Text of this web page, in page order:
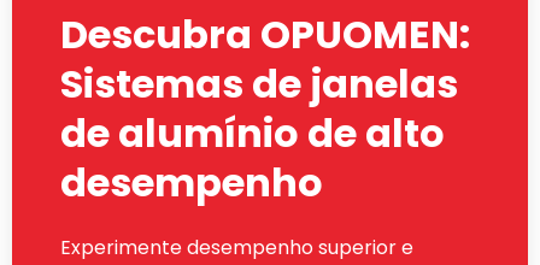
Descubra OPUOMEN:
Sistemas de janelas
de alumínio de alto
desempenho
Experimente desempenho superior e